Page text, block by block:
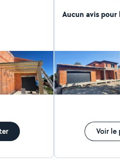
Aucun avis
Voir le